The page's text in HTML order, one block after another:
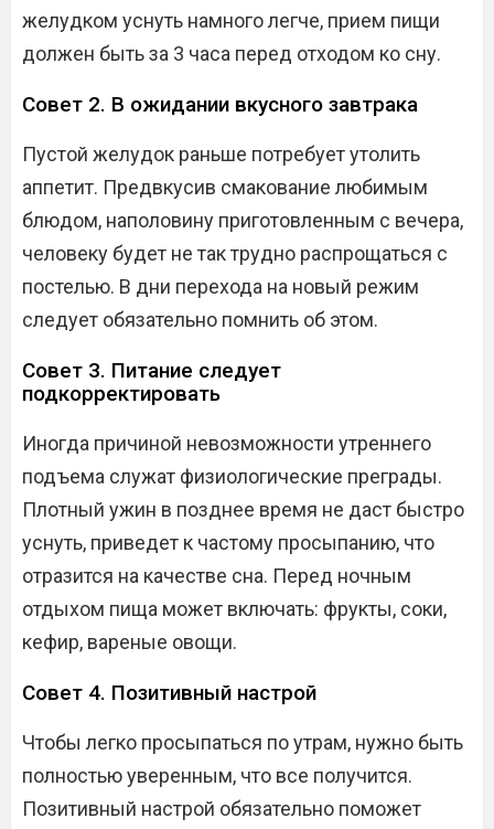
желудком уснуть намного легче, прием пищи
должен быть за 3 часа перед отходом ко сну.
Совет 2. В ожидании вкусного завтрака
Пустой желудок раньше потребует утолить
аппетит. Предвкусив смакование любимым
блюдом, наполовину приготовленным с вечера,
человеку будет не так трудно распрощаться с
постелью. В дни перехода на новый режим
следует обязательно помнить об этом.
Совет 3. Питание следует
подкорректировать
Иногда причиной невозможности утреннего
подъема служат физиологические преграды.
Плотный ужин в позднее время не даст быстро
уснуть, приведет к частому просыпанию, что
отразится на качестве сна. Перед ночным
отдыхом пища может включать: фрукты, соки,
кефир, вареные овощи.
Совет 4. Позитивный настрой
Чтобы легко просыпаться по утрам, нужно быть
полностью уверенным, что все получится.
Позитивный настрой обязательно поможет